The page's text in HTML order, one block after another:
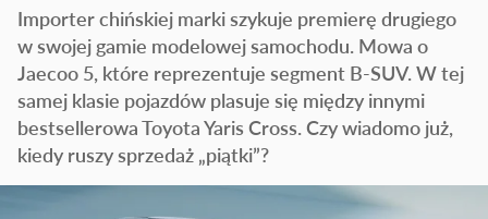
Importer chińskiej marki szykuje premierę drugiego
w swojej gamie modelowej samochodu. Mowa o
Jaecoo 5, które reprezentuje segment B-SUV. W tej
samej klasie pojazdów plasuje się między innymi
bestsellerowa Toyota Yaris Cross. Czy wiadomo już,
kiedy ruszy sprzedaż „piątki”?